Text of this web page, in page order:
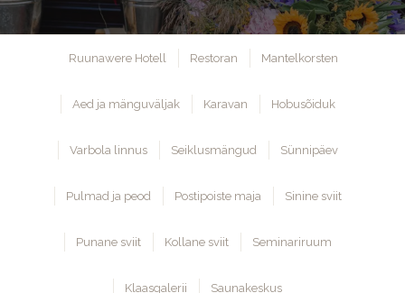
Ruunawere Hotell Restoran Mantelkorsten
Aed ja mänguväljak Karavan Hobusõiduk
Varbola linnus Seiklusmängud Sünnipäev
Pulmad ja peod Postipoiste maja Sinine sviit
Punane sviit Kollane sviit Seminariruum
Klaasgalerii Saunakeskus